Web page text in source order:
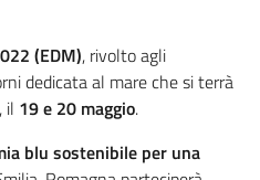
(EDM), rivolto agli
dedicata al mare che si terrà
il 19 e 20 maggio.
blu sostenibile per una